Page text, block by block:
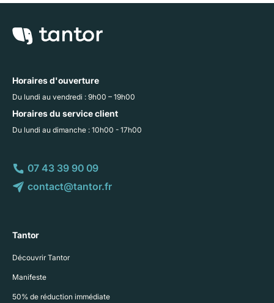
Horaires d'ouverture
Du lundi au vendredi : 9h00 – 19h00
Horaires du service client
Du lundi au dimanche : 10h00 - 17h00
07 43 39 90 09
contact@tantor.fr
Tantor
Découvrir Tantor
Manifeste
50% de réduction immédiate